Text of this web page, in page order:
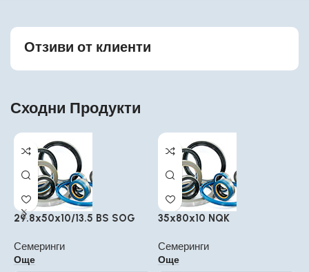
Отзиви от клиенти
Сходни Продукти
29.8x50x10/13.5 BS SOG
Семеринги
Още
35x80x10 NQK
Семеринги
Още